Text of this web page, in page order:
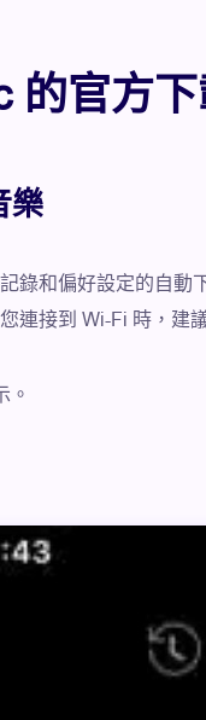
的官方
樂
錄和偏好設定的自
連接到 Wi-Fi 時，建
。